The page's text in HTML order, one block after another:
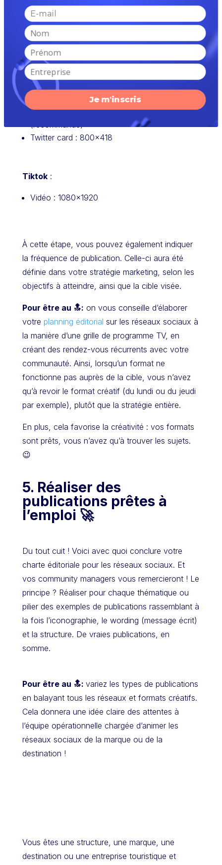
Instagram:
Publication : 1080×566 (paysage) ;
1080×1350 (portrait) ; 1080×1080 (carré)
Story et Reels : 1080×1920
Twitter:
Publication : 1200×1200 ou 1200×628
(recommandé)
Twitter card : 800×418
Tiktok:
Vidéo : 1080×1920
À cette étape, vous pouvez également indiquer
la fréquence de publication. Celle-ci aura été
définie dans votre stratégie marketing, selon les
objectifs à atteindre, ainsi que la cible visée.
Pour être au 🔝: on vous conseille d’élaborer
votre planning éditorial sur les réseaux sociaux à
la manière d’une grille de programme TV, en
créant des rendez-vous récurrents avec votre
communauté. Ainsi, lorsqu’un format ne
fonctionne pas auprès de la cible, vous n’avez
qu’à revoir le format créatif (du lundi ou du jeudi
par exemple), plutôt que la stratégie entière.
En plus, cela favorise la créativité : vos formats
sont prêts, vous n’avez qu’à trouver les sujets.
😉
5. Réaliser des
publications prêtes à
l’emploi 🚀
Du tout cuit ! Voici avec quoi conclure votre
charte éditoriale pour les réseaux sociaux. Et
vos community managers vous remercieront ! Le
principe ? Réaliser pour chaque thématique ou
pilier des exemples de publications rassemblant à
la fois l’iconographie, le wording (message écrit)
et la structure. De vraies publications, en
somme.
Pour être au 🔝: variez les types de publications
en balayant tous les réseaux et formats créatifs.
Cela donnera une idée claire des attentes à
l’équipe opérationnelle chargée d’animer les
réseaux sociaux de la marque ou de la
destination !
Vous êtes une structure, une marque, une
destination ou une entreprise touristique et
Je m'inscris